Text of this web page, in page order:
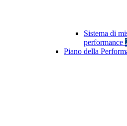
Sistema di
performance
Piano della